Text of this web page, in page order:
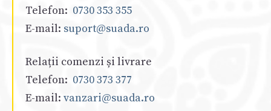
Telefon: 0730 353 355
E-mail: suport@suada.ro
Relații comenzi și livrare
Telefon: 0730 373 377
E-mail: vanzari@suada.ro